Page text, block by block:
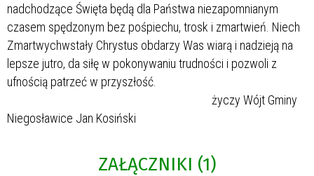
nadchodzące Święta będą dla Państwa niezapomnianym
czasem spędzonym bez pośpiechu, trosk i zmartwień. Niech
Zmartwychwstały Chrystus obdarzy Was wiarą i nadzieją na
lepsze jutro, da siłę w pokonywaniu trudności i pozwoli z
ufnością patrzeć w przyszłość.
życzy Wójt Gminy
Niegosławice Jan Kosiński
ZAŁĄCZNIKI (1)